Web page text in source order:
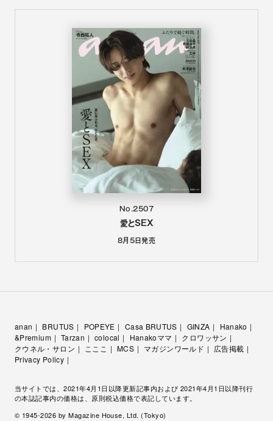
No.2507
愛とSEX
8月5日発売
anan BRUTUS POPEYE Casa BRUTUS GINZA
Hanako
&Premium
Tarzan colocal Hanakoママ
クロワッサン
クウネル・サロン
こここ MCS マガジンワールド
広告掲載
Privacy Policy
当サイトでは、2021年4月1日以降更新記事内および 2021年4月1日以降刊行
の本誌記事内の価格は、原則税込価格で表記しています。
© 1945-2026 by Magazine House, Ltd. (Tokyo)